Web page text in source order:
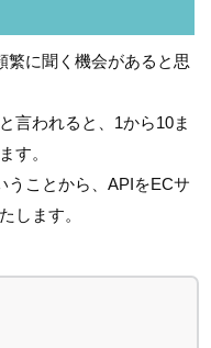
繁に聞く機会があると思
言われると、1から10ま
す。
うことから、APIをECサ
します。